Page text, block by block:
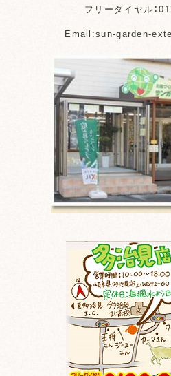
フリーダイヤル：
Email:sun-garden-